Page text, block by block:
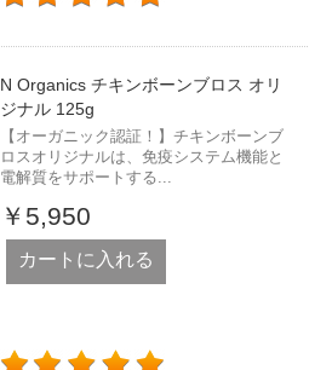
N Organics チキンボーンブロス オリ
ジナル 125g
【オーガニック認証！】チキンボーンブ
ロスオリジナルは、免疫システム機能と
電解質をサポートする...
￥5,950
カートに入れる